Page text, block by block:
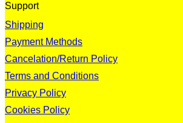
Support
Shipping
Payment Methods
Cancelation/Return Policy
Terms and Conditions
Privacy Policy
Cookies Policy